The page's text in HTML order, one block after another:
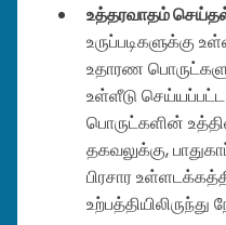
உத்தரவாதம்
உருப்படிகளுக்கு
உதாரண
உள்ளீடு
பொருட்களின்
தகவலுக்கு,
பிரசார